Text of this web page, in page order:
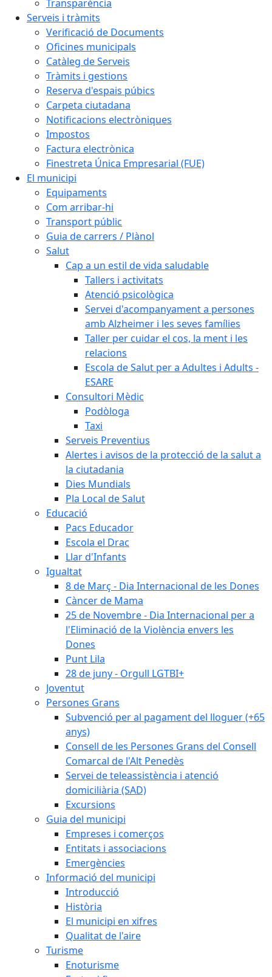
Transparència
Serveis i tràmits
Verificació de Documents
Oficines municipals
Catàleg de Serveis
Tràmits i gestions
Reserva d'espais púbics
Carpeta ciutadana
Notificacions electròniques
Impostos
Factura electrònica
Finestreta Única Empresarial (FUE)
El municipi
Equipaments
Com arribar-hi
Transport públic
Guia de carrers / Plànol
Salut
Cap a un estil de vida saludable
Tallers i activitats
Atenció psicològica
Servei d'acompanyament a persones
amb Alzheimer i les seves famílies
Taller per cuidar el cos, la ment i les
relacions
Escola de Salut per a Adultes i Adults -
ESARE
Consultori Mèdic
Podòloga
Taxi
Serveis Preventius
Alertes i avisos de la protecció de la salut a
la ciutadania
Dies Mundials
Pla Local de Salut
Educació
Pacs Educador
Escola el Drac
Llar d'Infants
Igualtat
8 de Març - Dia Internacional de les Dones
Càncer de Mama
25 de Novembre - Dia Internacional per a
l'Eliminació de la Violència envers les
Dones
Punt Lila
28 de juny - Orgull LGTBI+
Joventut
Persones Grans
Subvenció per al pagament del lloguer (+65
anys)
Consell de les Persones Grans del Consell
Comarcal de l'Alt Penedès
Servei de teleassistència i atenció
domiciliària (SAD)
Excursions
Guia del municipi
Empreses i comerços
Entitats i associacions
Emergències
Informació del municipi
Introducció
Història
El municipi en xifres
Qualitat de l'aire
Turisme
Enoturisme